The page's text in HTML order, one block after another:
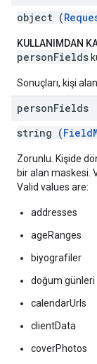
object (
KULLANIMDAN
personFields
Sonuçları, kişi
personFields
string (
Zorunlu. Kişide
bir alan maskesi.
Valid values are:
addresses
ageRanges
biyografiler
doğum günleri
calendarUrls
clientData
coverPhotos